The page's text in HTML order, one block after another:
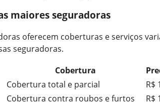
maiores seguradoras
oferecem coberturas e serviços
seguradoras.
Cobertura
Cobertura total e parcial R$
Cobertura contra roubos e furtos R$